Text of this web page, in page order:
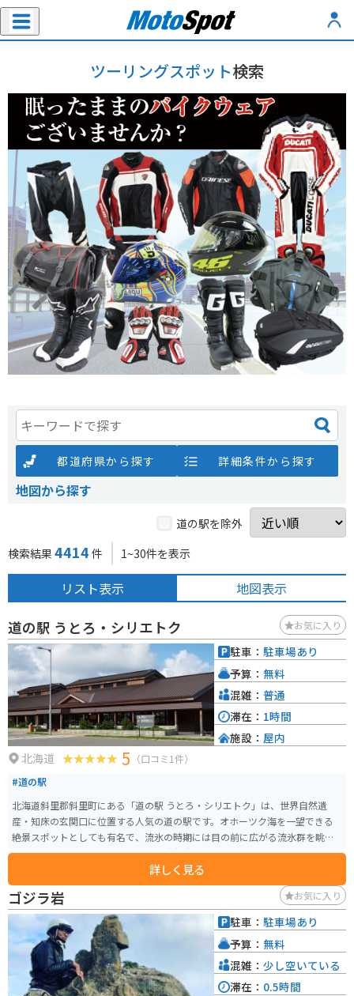
ツーリングスポット検索
都道府県から探す 詳細条件から探す
地図から探す
道の駅を除外
検索結果 4414 件 1~30件を表示
リスト表示 地図表示
道の駅 うとろ・シリエトク お気に入り
北海道 5 （口コミ1件）
#道の駅
北海道斜里郡斜里町にある「道の駅 うとろ・シリエトク」は、世界自然遺
産・知床の玄関口に位置する人気の道の駅です。オホーツク海を一望できる
絶景スポットとしても有名で、流氷の時期には目の前に広がる流氷群を眺め
ることができます。 施設内には、知床観光の情報コーナーや特産品販売コー
ナー、レストランなどがあり、地元の新鮮な魚介類を使った料理や、知床な
らではの食材を使ったお土産を楽しむことができます。また、隣接する「ウ
トロ温泉 シーサイドホテル」には日帰り入浴施設もあり、旅の疲れを癒やす
こともできます。 バイクで訪れる際は、駐車場も広く、休憩場所としても最
適です。オホーツク海沿いの道を走る爽快感は格別で、知床の雄大な自然を
満喫できます。周辺には、知床五湖やカムイワッカ湯の滝など、観光スポット
も点在しており、ツーリングの拠点としてもおすすめです。 知床を訪れた際
には、ぜひ立ち寄りたい道の駅です。
詳しく見る
駐車： 駐車場あり
予算： 無料
混雑： 普通
滞在： 1時間
施設： 屋内
ゴジラ岩 お気に入り
駐車： 駐車場あり
予算： 無料
混雑： 少し空いている
滞在： 0.5時間